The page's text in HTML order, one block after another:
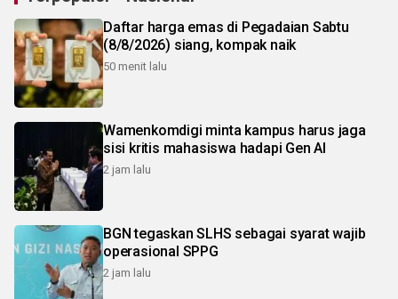
Daftar harga emas di Pegadaian Sabtu
(8/8/2026) siang, kompak naik
50 menit lalu
Wamenkomdigi minta kampus harus jaga
sisi kritis mahasiswa hadapi Gen AI
2 jam lalu
BGN tegaskan SLHS sebagai syarat wajib
operasional SPPG
2 jam lalu